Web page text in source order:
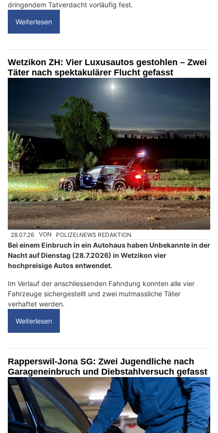
dringendem Tatverdacht vorläufig fest.
Weiterlesen
Wetzikon ZH: Vier Luxusautos gestohlen – Zwei
Täter nach spektakulärer Flucht gefasst
28.07.26 VON POLIZEI.NEWS REDAKTION
Bei einem Einbruch in ein Autohaus haben Unbekannte in der
Nacht auf Dienstag (28.7.2026) in Wetzikon vier
hochpreisige Autos entwendet.
Im Verlauf der anschliessenden Fahndung konnten alle vier
Fahrzeuge sichergestellt und zwei mutmassliche Täter
verhaftet werden.
Weiterlesen
Rapperswil-Jona SG: Zwei Jugendliche nach
Garageneinbruch und Diebstahlversuch gefasst